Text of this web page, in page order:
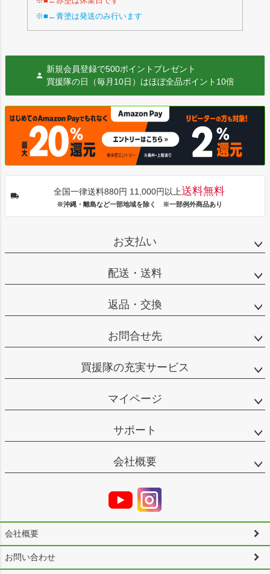
※■←青塗は発送のみ行います
新規会員登録で500ポイントプレゼント
買援隊の日（毎月10日）はほぼ全品ポイント10倍
全国一律送料880円 11,000円以上送料無料
※沖縄・離島など一部地域を除く ※一部例外商品あり
お支払い
配送・送料
返品・交換
お問合せ先
買援隊の充実サービス
マイページ
サポート
会社概要
会社概要
お問い合わせ